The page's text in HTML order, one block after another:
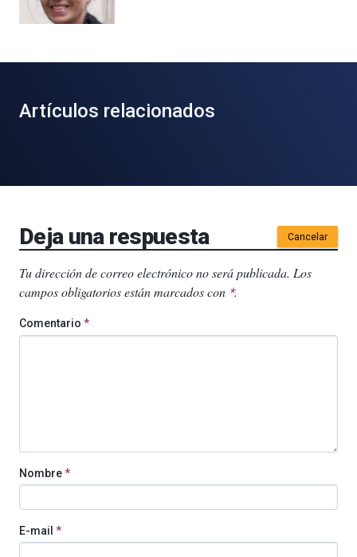
Artículos relacionados
Deja una respuesta Cancelar
Tu dirección de correo electrónico no será publicada. Los
campos obligatorios están marcados con *.
Comentario *
Nombre*
E-mail *